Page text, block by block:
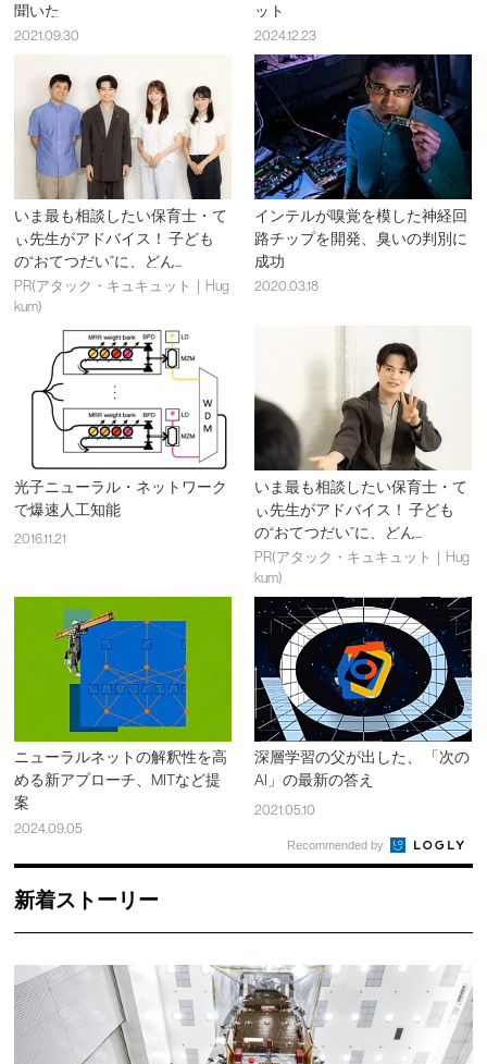
聞いた
2021.09.30
ット
2024.12.23
いま最も相談したい保育士・て
ぃ先生がアドバイス！ 子ども
の“おてつだい”に、どん...
PR(アタック・キュキュット｜Hug
kum)
インテルが嗅覚を模した神経回
路チップを開発、臭いの判別に
成功
2020.03.18
光子ニューラル・ネットワーク
で爆速人工知能
2016.11.21
いま最も相談したい保育士・て
ぃ先生がアドバイス！ 子ども
の“おてつだい”に、どん...
PR(アタック・キュキュット｜Hug
kum)
ニューラルネットの解釈性を高
める新アプローチ、MITなど提
案
2024.09.05
深層学習の父が出した、 「次の
AI」の最新の答え
2021.05.10
Recommended by
新着ストーリー